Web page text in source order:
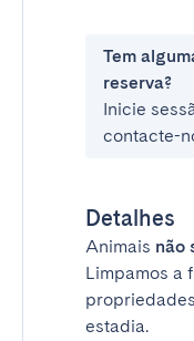
Tem
reserva?
Inicie
contacte-
Detalhes
Animais não
Limpamos a
estadia.